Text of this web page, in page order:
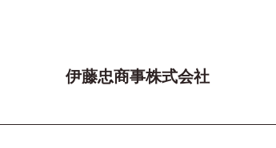
伊藤忠商事株式会社